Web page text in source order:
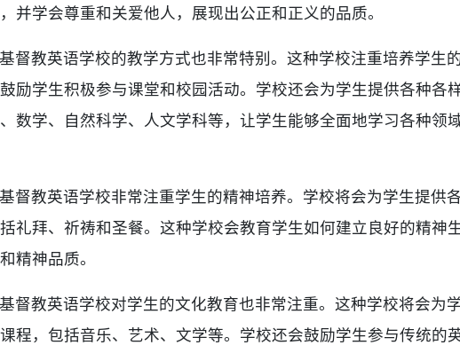
并学会尊重和关爱他人，展现出公正和正义的品质。
督教英语学校的教学方式也非常特别。这种学校注重培养学生
励学生积极参与课堂和校园活动。学校还会为学生提供各种各
数学、自然科学、人文学科等，让学生能够全面地学习各种领
督教英语学校非常注重学生的精神培养。学校将会为学生提供
礼拜、祈祷和圣餐。这种学校会教育学生如何建立良好的精神
精神品质。
督教英语学校对学生的文化教育也非常注重。这种学校将会为
程，包括音乐、艺术、文学等。学校还会鼓励学生参与传统的